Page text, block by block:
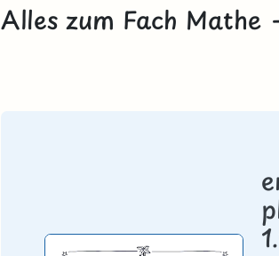
Alles zum Fach